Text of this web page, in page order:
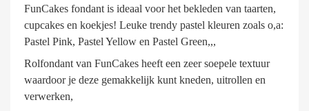
FunCakes fondant is ideaal voor het bekleden van taarten,
cupcakes en koekjes! Leuke trendy pastel kleuren zoals o,a:
Pastel Pink, Pastel Yellow en Pastel Green,,,
Rolfondant van FunCakes heeft een zeer soepele textuur
waardoor je deze gemakkelijk kunt kneden, uitrollen en
verwerken,